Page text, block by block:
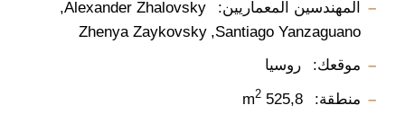
المهندسين المعماريين:
Alexander Zhalovsky
Santiago Yanzaguano
Zhenya Zaykovsky
موقعك:
روسيا
منطقة:
2